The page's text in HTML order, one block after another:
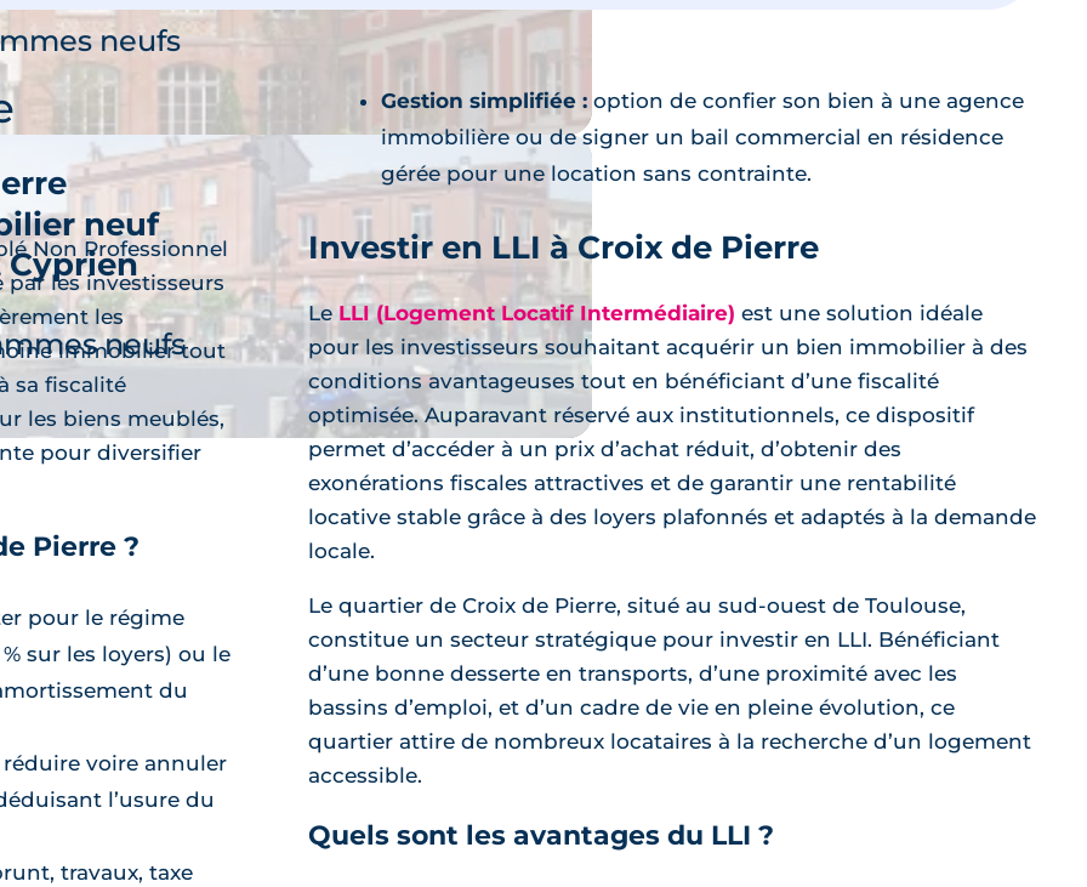
neufs
neuf
Cyprien
neufs
Non Professionnel
les investisseurs
les
immobilier tout
sa fiscalité
les biens meublés,
pour diversifier
Pierre ?
pour le régime
sur les loyers) ou le
du
voire annuler
l’usure du
travaux, taxe
Gestion simplifiée : option de confier son bien à une agence
immobilière ou de signer un bail commercial en résidence
gérée pour une location sans contrainte.
Investir en LLI à Croix de Pierre
Le LLI (Logement Locatif Intermédiaire) est une solution idéale
pour les investisseurs souhaitant acquérir un bien immobilier à des
conditions avantageuses tout en bénéficiant d’une fiscalité
optimisée. Auparavant réservé aux institutionnels, ce dispositif
permet d’accéder à un prix d’achat réduit, d’obtenir des
exonérations fiscales attractives et de garantir une rentabilité
locative stable grâce à des loyers plafonnés et adaptés à la demande
locale.
Le quartier de Croix de Pierre, situé au sud-ouest de Toulouse,
constitue un secteur stratégique pour investir en LLI. Bénéficiant
d’une bonne desserte en transports, d’une proximité avec les
bassins d’emploi, et d’un cadre de vie en pleine évolution, ce
quartier attire de nombreux locataires à la recherche d’un logement
accessible.
Quels sont les avantages du LLI ?